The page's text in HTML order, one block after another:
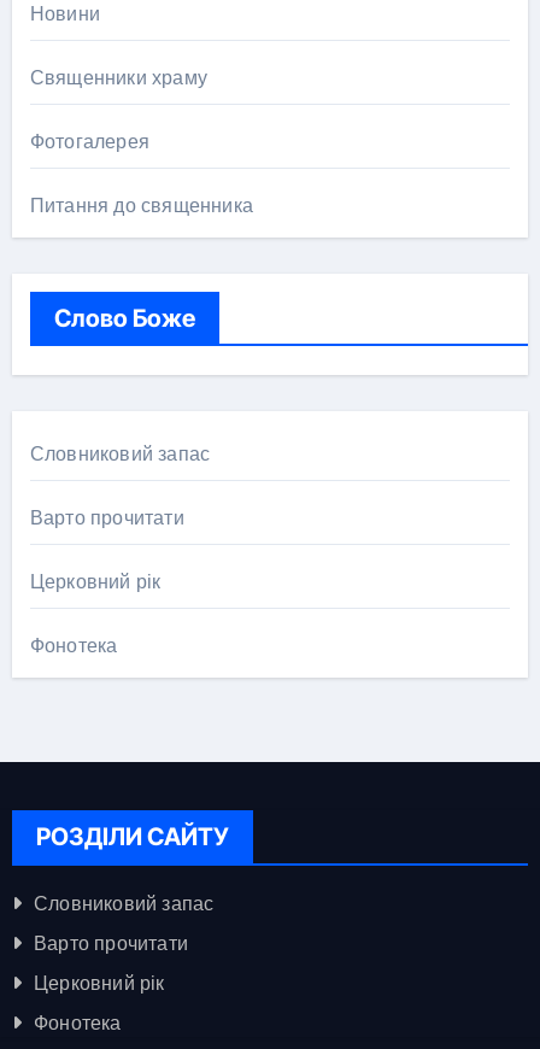
Новини
Священники храму
Фотогалерея
Питання до священника
Слово Боже
Словниковий запас
Варто прочитати
Церковний рік
Фонотека
РОЗДІЛИ САЙТУ
Словниковий запас
Варто прочитати
Церковний рік
Фонотека